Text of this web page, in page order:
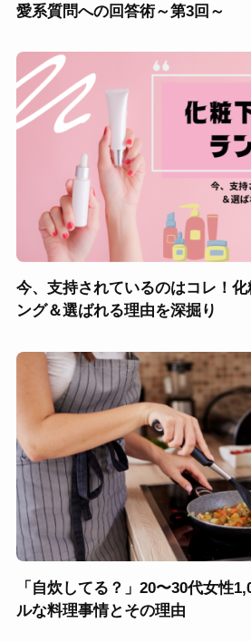
愛系質問への回答術～第3回～
今、支持されているのはコレ！
ング＆選ばれる理由を深掘り
「自炊してる？」20〜30代女性
ルな料理事情とその理由